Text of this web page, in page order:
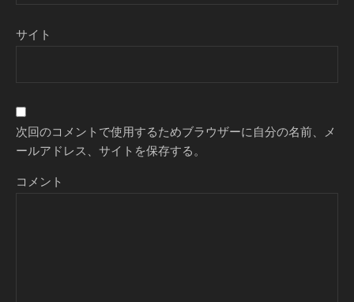
サイト
次回のコメントで使用するためブラウザーに自分の名前、メ
ールアドレス、サイトを保存する。
コメント